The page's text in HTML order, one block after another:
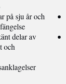
på sju år och
delar av
och